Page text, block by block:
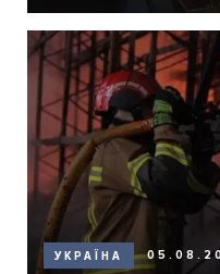
УКРАЇНА